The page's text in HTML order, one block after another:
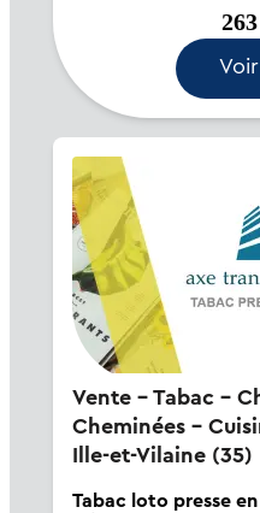
d'environ 120 M²
civette spacieuse et
Vente - Tabac - Chaussures -
Cheminées -
Ille-et-Vilaine (35)
Tabac loto presse